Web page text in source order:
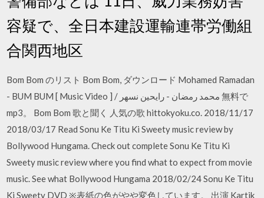
容疑で、全日本建設運輸連帯労働組
合関西地区
Bom Bom のリスト Bom Bom, ダウンロード Mohamed Ramadan
- BUM BUM [ Music Video ] / محمد رمضان - رايحين نسهر 無料で
mp3。 Bom Bom 歌と聞く 人気の歌 hittokyoku.co. 2018/11/17
2018/03/17 Read Sonu Ke Titu Ki Sweety music review by
Bollywood Hungama. Check out complete Sonu Ke Titu Ki
Sweety music review where you find what to expect from movie
music. See what Bollywood Hungama 2018/02/24 Sonu Ke Titu
Ki Sweety DVD ※表紙の色がやや変色しています。 出演 Kartik